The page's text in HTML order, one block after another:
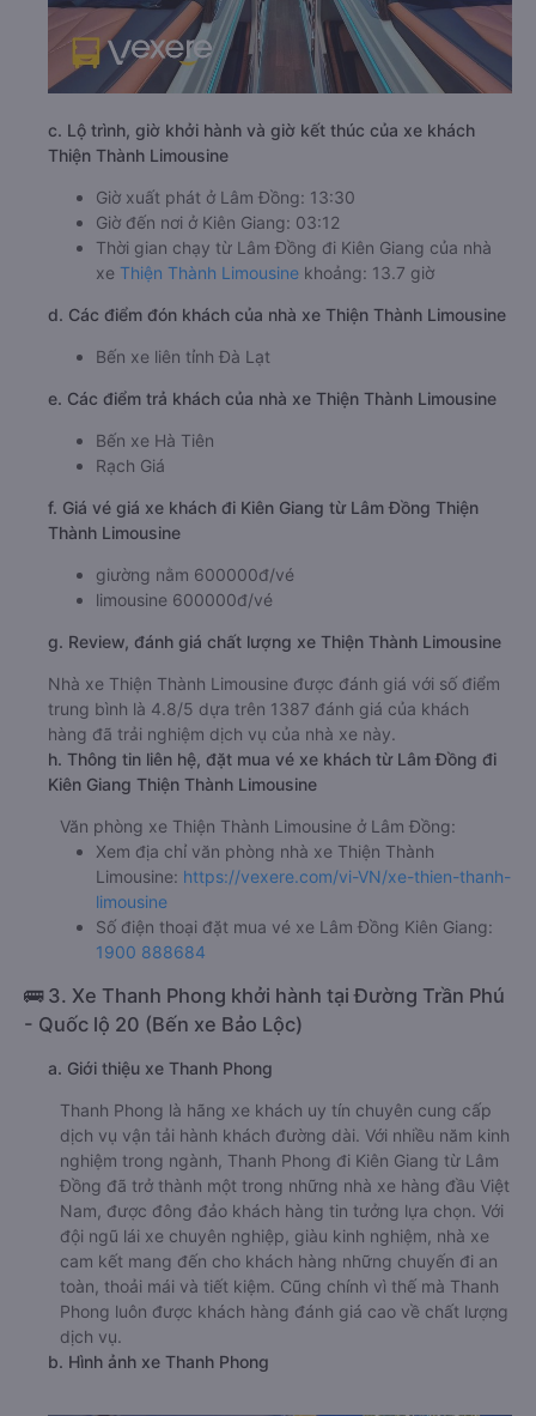
c. Lộ trình, giờ khởi hành và giờ kết thúc của xe khách
Thiện Thành Limousine
Giờ xuất phát ở Lâm Đồng: 13:30
Giờ đến nơi ở Kiên Giang: 03:12
Thời gian chạy từ Lâm Đồng đi Kiên Giang của nhà
xe Thiện Thành Limousine khoảng: 13.7 giờ
d. Các điểm đón khách của nhà xe Thiện Thành Limousine
Bến xe liên tỉnh Đà Lạt
e. Các điểm trả khách của nhà xe Thiện Thành Limousine
Bến xe Hà Tiên
Rạch Giá
f. Giá vé giá xe khách đi Kiên Giang từ Lâm Đồng Thiện
Thành Limousine
giường nằm 600000đ/vé
limousine 600000đ/vé
g. Review, đánh giá chất lượng xe Thiện Thành Limousine
Nhà xe Thiện Thành Limousine được đánh giá với số điểm
trung bình là 4.8/5 dựa trên 1387 đánh giá của khách
hàng đã trải nghiệm dịch vụ của nhà xe này.
h. Thông tin liên hệ, đặt mua vé xe khách từ Lâm Đồng đi
Kiên Giang Thiện Thành Limousine
Văn phòng xe Thiện Thành Limousine ở Lâm Đồng:
Xem địa chỉ văn phòng nhà xe Thiện Thành
Limousine: https://vexere.com/vi-VN/xe-thien-thanh-
limousine
Số điện thoại đặt mua vé xe Lâm Đồng Kiên Giang:
1900 888684
🚌 3. Xe Thanh Phong khởi hành tại Đường Trần Phú
- Quốc lộ 20 (Bến xe Bảo Lộc)
a. Giới thiệu xe Thanh Phong
Thanh Phong là hãng xe khách uy tín chuyên cung cấp
dịch vụ vận tải hành khách đường dài. Với nhiều năm kinh
nghiệm trong ngành, Thanh Phong đi Kiên Giang từ Lâm
Đồng đã trở thành một trong những nhà xe hàng đầu Việt
Nam, được đông đảo khách hàng tin tưởng lựa chọn. Với
đội ngũ lái xe chuyên nghiệp, giàu kinh nghiệm, nhà xe
cam kết mang đến cho khách hàng những chuyến đi an
toàn, thoải mái và tiết kiệm. Cũng chính vì thế mà Thanh
Phong luôn được khách hàng đánh giá cao về chất lượng
dịch vụ.
b. Hình ảnh xe Thanh Phong